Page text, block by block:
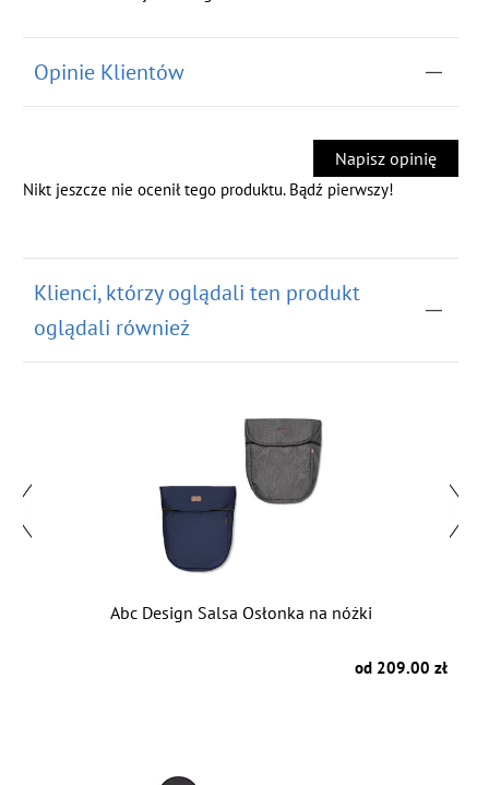
Opinie Klientów
Napisz opinię
Nikt jeszcze nie ocenił tego produktu. Bądź pierwszy!
Klienci, którzy oglądali ten produkt
oglądali również
Abc Design Salsa Osłonka na nóżki
od 209.00 zł